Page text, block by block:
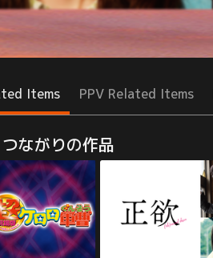
Items PPV Related Items
つながりの作品